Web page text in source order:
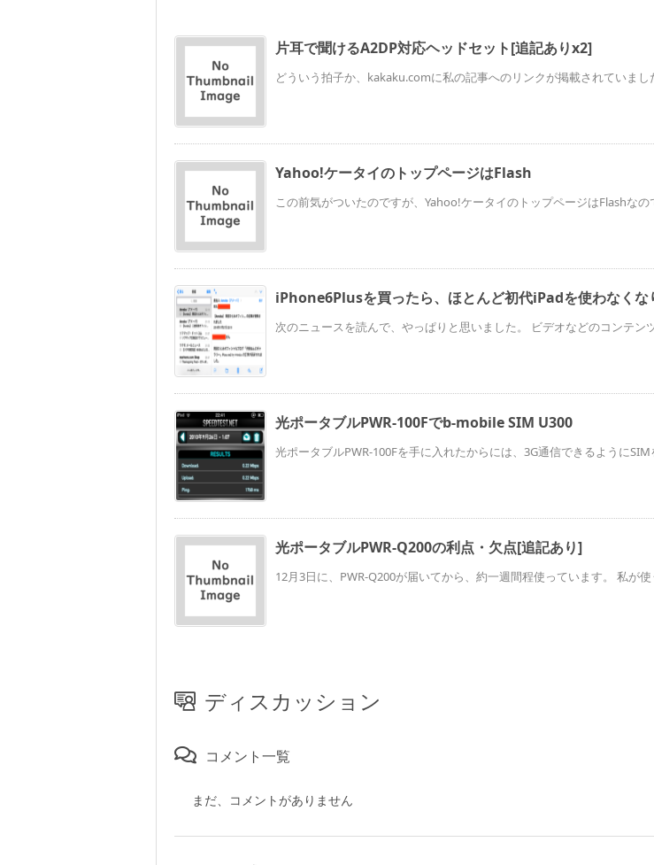
片耳で聞けるA2DP対応ヘッドセット[追記ありx2]
どういう拍子か、kakaku.comに私の記事へのリンクが掲載されていまし
Yahoo!ケータイのトップページはFlash
この前気がついたのですが、Yahoo!ケータイのトップページはFlashなの
iPhone6Plusを買ったら、ほとんど初代iPadを使わなくな
次のニュースを読んで、やっぱりと思いました。 ビデオなどのコンテン
光ポータブルPWR-100Fでb-mobile SIM U300
光ポータブルPWR-100Fを手に入れたからには、3G通信できるようにSIM
光ポータブルPWR-Q200の利点・欠点[追記あり]
12月3日に、PWR-Q200が届いてから、約一週間程使っています。 私が使
ディスカッション
コメント一覧
まだ、コメントがありません